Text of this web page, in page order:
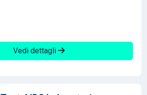
Vedi dettagli